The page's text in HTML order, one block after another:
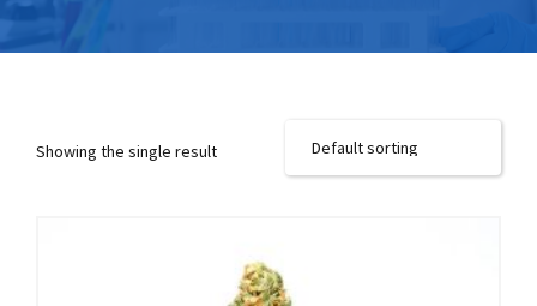
Showing the single result